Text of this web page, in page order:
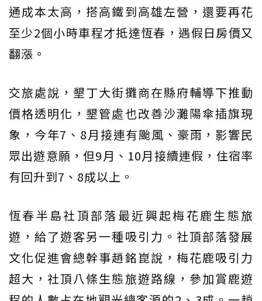
通成本太高，搭高鐵到高雄左營，還要再花
至少2個小時車程才抵達恆春，遇假日房價又
翻漲。
交旅處說，墾丁大街攤商在縣府輔導下推動
價格透明化，墾管處也改善沙灘陽傘插旗現
象，今年7、8月接連有颱風、豪雨，影響民
眾出遊意願，但9月、10月接續連假，住宿率
有回升到7、8成以上。
恆春半島社頂部落最近興起梅花鹿生態旅
遊，給了遊客另一種吸引力。社頂部落發展
文化促進會總幹事趙銘崑說，梅花鹿吸引力
超大，社頂八條生態旅遊路線，參加賞鹿遊